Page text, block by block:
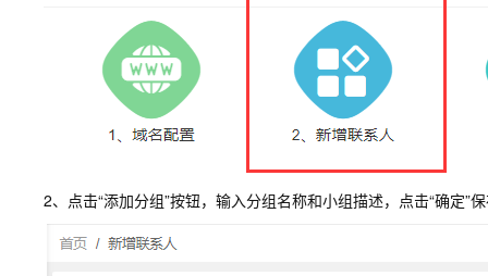
2、点击“添加分组”按钮，输入分组名称和小组描述，点击“确定”